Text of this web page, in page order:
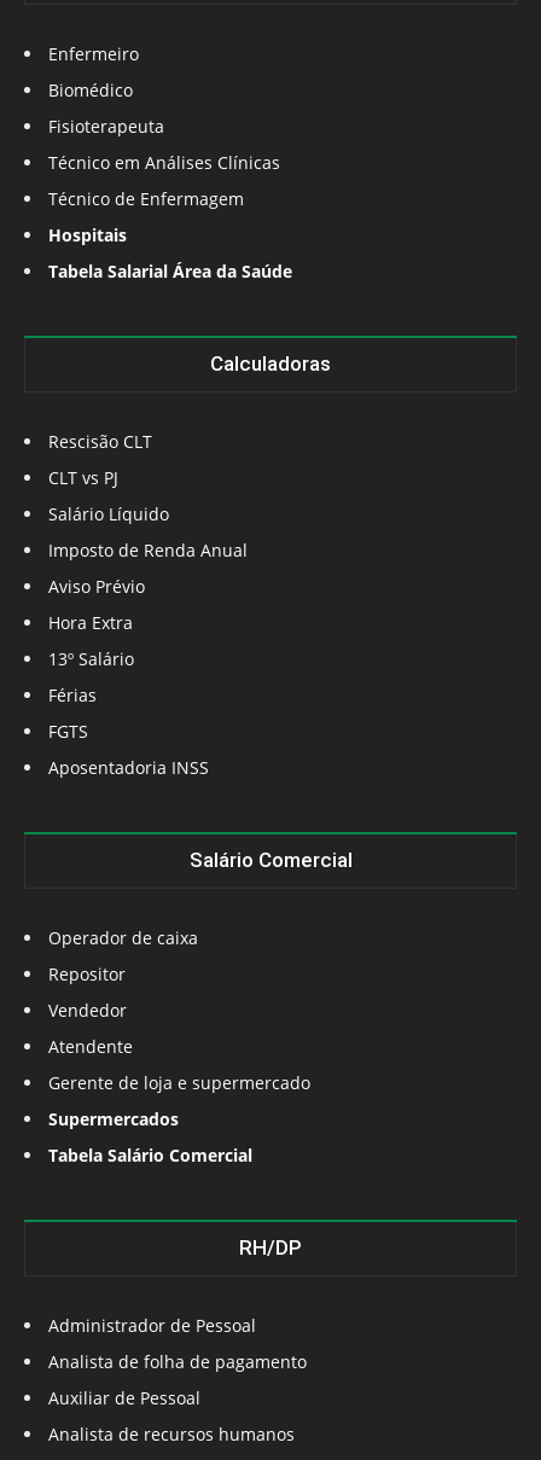
Enfermeiro
Biomédico
Fisioterapeuta
Técnico em Análises Clínicas
Técnico de Enfermagem
Hospitais
Tabela Salarial Área da Saúde
Calculadoras
Rescisão CLT
CLT vs PJ
Salário Líquido
Imposto de Renda Anual
Aviso Prévio
Hora Extra
13º Salário
Férias
FGTS
Aposentadoria INSS
Salário Comercial
Operador de caixa
Repositor
Vendedor
Atendente
Gerente de loja e supermercado
Supermercados
Tabela Salário Comercial
RH/DP
Administrador de Pessoal
Analista de folha de pagamento
Auxiliar de Pessoal
Analista de recursos humanos